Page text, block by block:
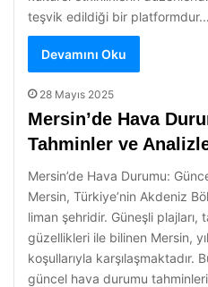
teşvik edildiği bir
Devamını Oku
28 Mayıs 2025
Mersin’de Hava
Tahminler ve
Mersin’de Hava Durumu:
Mersin, Türkiye’nin Akdeniz
liman şehridir. Güneşli
güzellikleri ile bilinen Mersin,
koşullarıyla karşılaşmaktadır.
güncel hava durumu